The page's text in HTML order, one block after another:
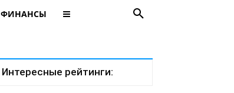
ФИНАНСЫ
Интересные рейтинги: